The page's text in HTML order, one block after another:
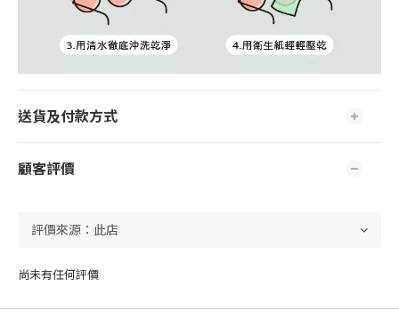
送貨及付款方式
顧客評價
尚未有任何評價